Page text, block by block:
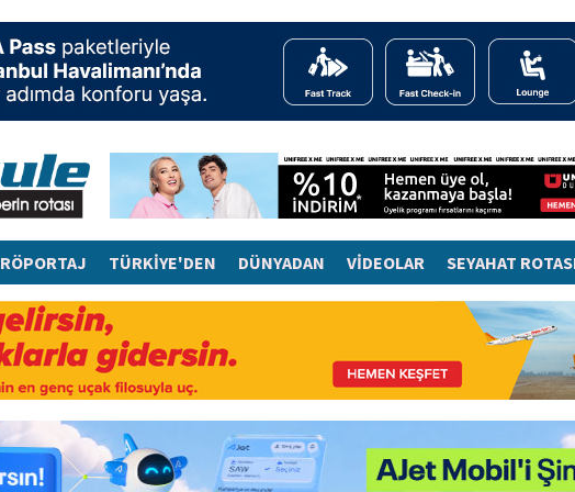
RÖPORTAJ TÜRKİYE'DEN DÜNYADAN VİDEOLAR SEYAHAT